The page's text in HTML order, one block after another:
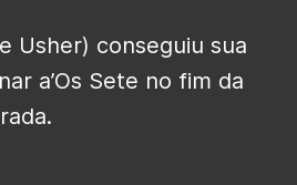
Usher) conseguiu sua
a’Os Sete no fim da